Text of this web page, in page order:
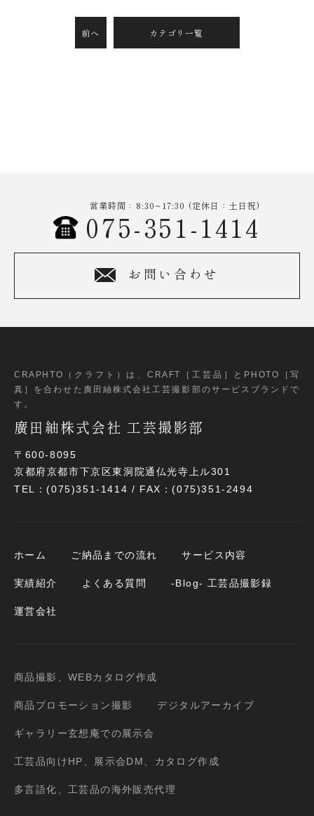
前へ カテゴリ一覧
営業時間：8:30~17:30 (定休日：土日祝)
075-351-1414
お問い合わせ
CRAPHTO（クラフト）は、CRAFT［工芸品］とPHOTO［写
真］ を合わせた廣田紬株式会社工芸撮影部のサービスブランドで
す。
廣田紬株式会社 工芸撮影部
〒600-8095
京都府京都市下京区東洞院通仏光寺上ル301
TEL：(075)351-1414 / FAX：(075)351-2494
ホーム ご納品までの流れ サービス内容
実績紹介 よくある質問 -Blog- 工芸品撮影録
運営会社
商品撮影、WEBカタログ作成
商品プロモーション撮影 デジタルアーカイブ
ギャラリー玄想庵での展示会
工芸品向けHP、展示会DM、カタログ作成
多言語化、工芸品の海外販売代理